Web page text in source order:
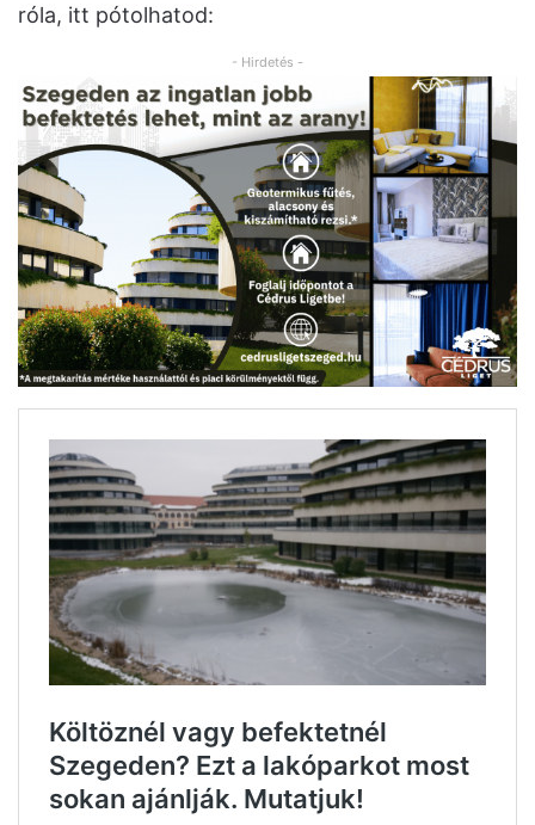
róla, itt pótolhatod:
- Hirdetés -